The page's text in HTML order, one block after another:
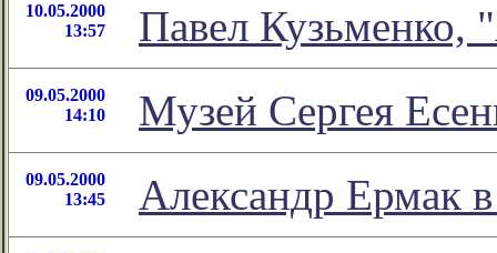
10.05.2000
13:57
Павел Кузьменко,
09.05.2000
14:10
Музей Сергея
09.05.2000
13:45
Александр Ермак